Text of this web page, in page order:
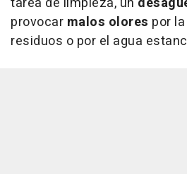
provocar malos olores por
residuos o por el agua